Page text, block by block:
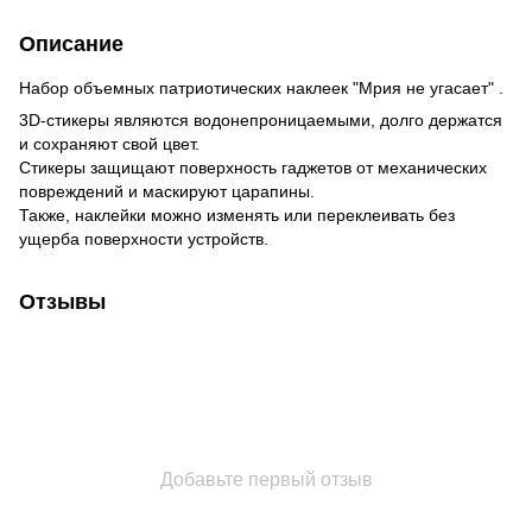
Описание
Набор объемных патриотических наклеек "Мрия не угасает" .
3D-стикеры являются водонепроницаемыми, долго держатся
и сохраняют свой цвет.
Стикеры защищают поверхность гаджетов от механических
повреждений и маскируют царапины.
Также, наклейки можно изменять или переклеивать без
ущерба поверхности устройств.
Отзывы
Добавьте первый отзыв